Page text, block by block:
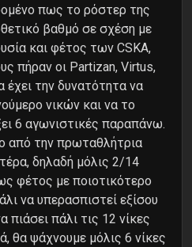
πως το ρόστερ της
βαθμό σε σχέση με
και φέτος των CSKA,
πήραν οι Partizan, Virtus,
την δυνατότητα να
νικών και να το
6 αγωνιστικές παραπάνω.
από την πρωταθλήτρια
δηλαδή μόλις 2/14
φέτος με ποιοτικότερο
να υπερασπιστεί εξίσου
πιάσει πάλι τις 12 νίκες
θα ψάχνουμε μόλις 6 νίκες